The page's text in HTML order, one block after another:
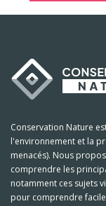
Conservation Nature
l'environnement et la
menacés). Nous
comprendre les
notamment ces sujets
pour comprendre